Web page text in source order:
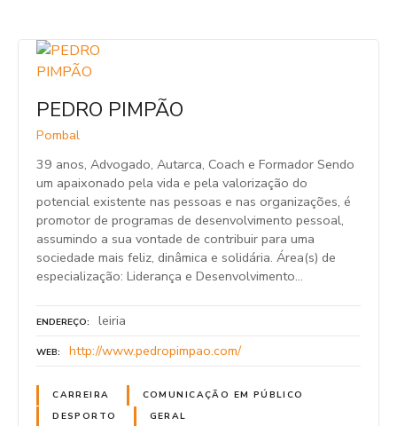
PEDRO PIMPÃO
Pombal
39 anos, Advogado, Autarca, Coach e Formador Sendo
um apaixonado pela vida e pela valorização do
potencial existente nas pessoas e nas organizações, é
promotor de programas de desenvolvimento pessoal,
assumindo a sua vontade de contribuir para uma
sociedade mais feliz, dinâmica e solidária. Área(s) de
especialização: Liderança e Desenvolvimento…
ENDEREÇO leiria
WEB http://www.pedropimpao.com/
CARREIRA
COMUNICAÇÃO EM PÚBLICO
DESPORTO
GERAL